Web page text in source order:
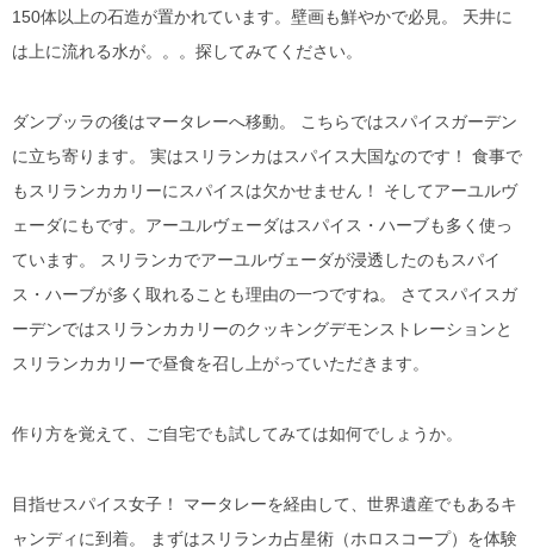
150体以上の石造が置かれています。壁画も鮮やかで必見。 天井に
は上に流れる水が。。。探してみてください。
ダンブッラの後はマータレーへ移動。 こちらではスパイスガーデン
に立ち寄ります。 実はスリランカはスパイス大国なのです！ 食事で
もスリランカカリーにスパイスは欠かせません！ そしてアーユルヴ
ェーダにもです。アーユルヴェーダはスパイス・ハーブも多く使っ
ています。 スリランカでアーユルヴェーダが浸透したのもスパイ
ス・ハーブが多く取れることも理由の一つですね。 さてスパイスガ
ーデンではスリランカカリーのクッキングデモンストレーションと
スリランカカリーで昼食を召し上がっていただきます。
作り方を覚えて、ご自宅でも試してみては如何でしょうか。
目指せスパイス女子！ マータレーを経由して、世界遺産でもあるキ
ャンディに到着。 まずはスリランカ占星術（ホロスコープ）を体験